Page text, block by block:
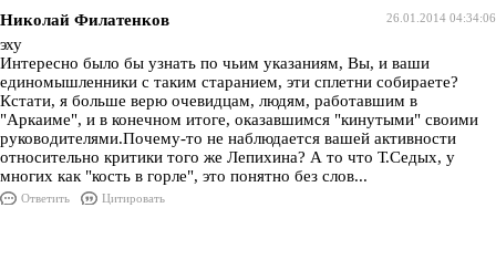
26.01.2014 04:34:06
Николай Филатенков
эху
Интересно было бы узнать по чьим указаниям, Вы, и ваши
единомышленники с таким старанием, эти сплетни собираете?
Кстати, я больше верю очевидцам, людям, работавшим в
"Аркаиме", и в конечном итоге, оказавшимся "кинутыми" своими
руководителями.Почему-то не наблюдается вашей активности
относительно критики того же Лепихина? А то что Т.Седых, у
многих как "кость в горле", это понятно без слов...
Ответить Цитировать